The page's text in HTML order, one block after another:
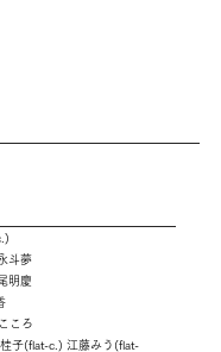
斗夢
明慶
ころ
子(flat-c.) 江藤みう(flat-